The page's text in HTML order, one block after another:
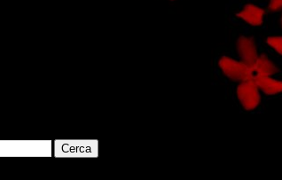
...dai non perdere tempo, clikka "qui", c'è il meglio del